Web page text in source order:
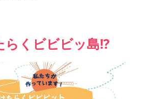
らくビビビッ島!?